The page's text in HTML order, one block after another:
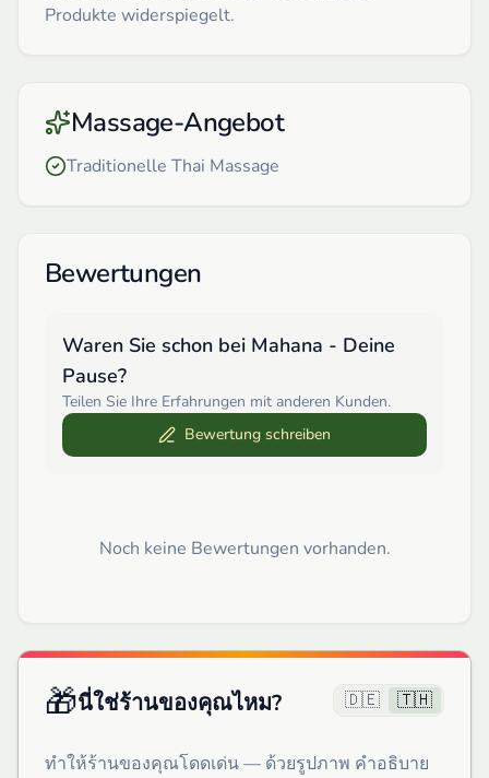
Produkte widerspiegelt.
Massage-Angebot
Traditionelle Thai Massage
Bewertungen
Waren Sie schon bei Mahana - Deine
Pause?
Teilen Sie Ihre Erfahrungen mit anderen Kunden.
Bewertung schreiben
Noch keine Bewertungen vorhanden.
🎁นี่ใช่ร้านของคุณไหม? 🇩🇪 🇹🇭
ทำให้ร้านของคุณโดดเด่น — ด้วยรูปภาพ คำอธิบาย